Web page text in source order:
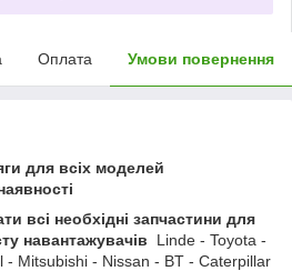
Оплата Умови повернення
для всіх моделей
всі необхідні запчастини для
навантажувачів
Linde - Toyota -
- Mitsubishi - Nissan - BT - Caterpillar